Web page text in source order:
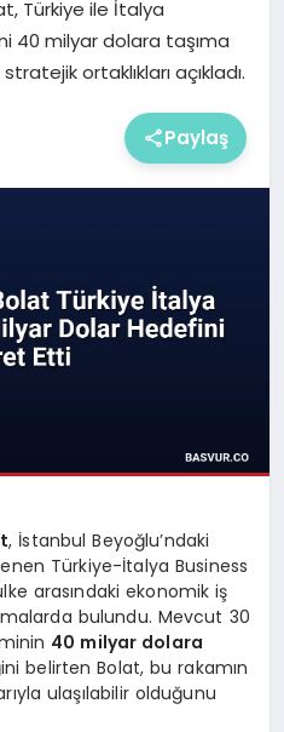
Türkiye ile İtalya
40 milyar dolara taşıma
ortaklıkları açıkladı.
Paylaş
, İstanbul Beyoğlu’ndaki
Türkiye-İtalya Business
arasındaki ekonomik iş
bulundu. Mevcut 30
40 milyar dolara
belirten Bolat, bu rakamın
ulaşılabilir olduğunu